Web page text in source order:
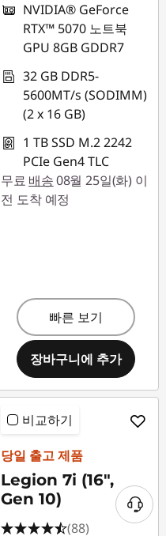
NVIDIA® GeForce
RTX™ 5070 노트북
GPU 8GB GDDR7
32 GB DDR5-
5600MT/s (SODIMM)
(2 x 16 GB)
1 TB SSD M.2 2242
PCIe Gen4 TLC
무료 배송08월 25일(화) 이
전 도착 예정
빠른 보기
장바구니에 추가
비교하기
당일 출고 제품
Legion 7i (16",
Gen 10)
(88)